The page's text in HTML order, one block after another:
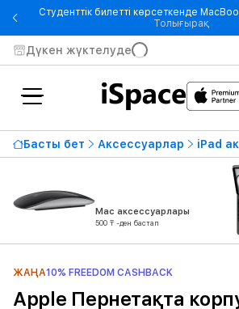
Студенттік билетті көрсеткенде
Толығырақ-
Дүкен жүктелуде
Басты бет Аксессуарлар iPad
Mac аксессуарлары
500 ₸ -ден бастап
ЖАҢА10% FREEDOM CASHBACK
Apple Пернетақта